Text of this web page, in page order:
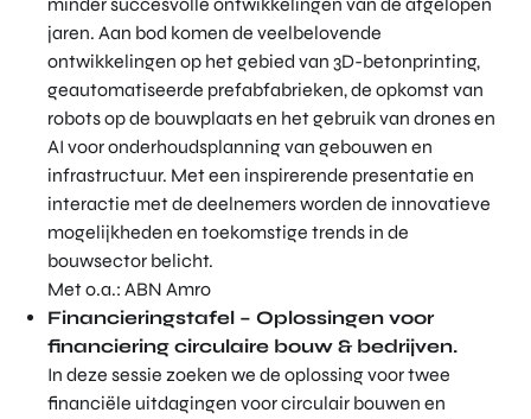
jaren. Aan bod komen de veelbelovende
ontwikkelingen op het gebied van 3D-betonprinting,
geautomatiseerde prefabfabrieken, de opkomst van
robots op de bouwplaats en het gebruik van drones en
AI voor onderhoudsplanning van gebouwen en
infrastructuur. Met een inspirerende presentatie en
interactie met de deelnemers worden de innovatieve
mogelijkheden en toekomstige trends in de
bouwsector belicht.
Met o.a.: ABN Amro
Financieringstafel – Oplossingen voor
financiering circulaire bouw & bedrijven.
In deze sessie zoeken we de oplossing voor twee
financiële uitdagingen voor circulair bouwen en